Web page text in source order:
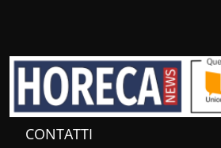
CONTATTI